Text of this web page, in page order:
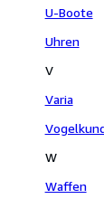
U-Boote
Uhren
V
Varia
W
Waffen